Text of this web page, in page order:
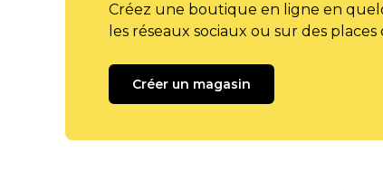
Créez une boutique en ligne en
les réseaux sociaux ou sur des places
Créer un magasin